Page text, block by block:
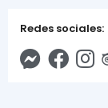
Redes sociales: